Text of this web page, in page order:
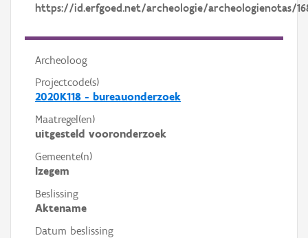
https://id.erfgoed.net/archeologie/archeologienotas/
Archeoloog
Projectcode(s)
2020K118 - bureauonderzoek
Maatregel(en)
uitgesteld vooronderzoek
Gemeente(n)
Izegem
Beslissing
Aktename
Datum beslissing